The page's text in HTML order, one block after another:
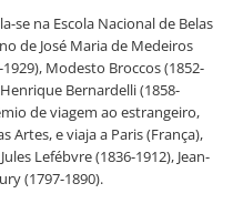
se na Escola Nacional de Belas
de José Maria de Medeiros
Modesto Broccos (1852-
Bernardelli (1858-
de viagem ao estrangeiro,
Artes, e viaja a Paris (França),
Lefébvre (1836-1912), Jean-
(1797-1890).